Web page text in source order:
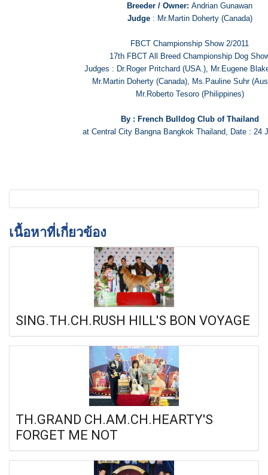
Breeder / Owner: Andrian Gunawan
Judge : Mr.Martin Doherty (Canada)
FBCT Championship Show 2/2011
17th FBCT All Breed Championship Dog
Judges : Dr.Roger Pritchard (USA.), Mr.Eugene
Mr.Martin Doherty (Canada), Ms.Pauline Suhr
Mr.Roberto Tesoro (Philippines)
By : French Bulldog Club of Thailand
at Central City Bangna Bangkok Thailand, Date : 24
เนื้อหาที่เกี่ยวข้อง
SING.TH.CH.RUSH HILL'S BON VOYAGE
TH.GRAND CH.AM.CH.HEARTY'S
FORGET ME NOT